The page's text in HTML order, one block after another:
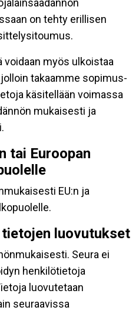
on tehty erillisen
myös ulkoistaa
takaamme sopimus-
käsitellään voimassa
mukaisesti ja
tai Euroopan
EU:n ja
luovutukset
Seura ei
henkilötietoja
luovutetaan
seuraavissa